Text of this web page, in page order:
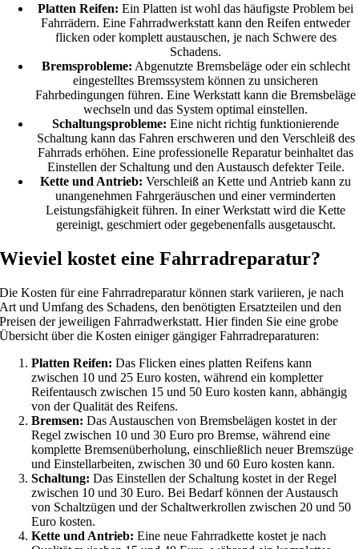
Platten Reifen: Ein Platten ist wohl das häufigste Problem bei
Fahrrädern. Eine Fahrradwerkstatt kann den Reifen entweder
flicken oder komplett austauschen, je nach Schwere des
Schadens.
Bremsprobleme: Abgenutzte Bremsbeläge oder ein schlecht
eingestelltes Bremssystem können zu unsicheren
Fahrbedingungen führen. Eine Werkstatt kann die Bremsbeläge
wechseln und das System optimal einstellen.
Schaltungsprobleme: Eine nicht richtig funktionierende
Schaltung kann das Fahren erschweren und den Verschleiß des
Fahrrads erhöhen. Eine professionelle Reparatur beinhaltet das
Einstellen der Schaltung und den Austausch defekter Teile.
Kette und Antrieb: Verschleiß an Kette und Antrieb kann zu
unangenehmen Fahrgeräuschen und einer verminderten
Leistungsfähigkeit führen. In einer Werkstatt wird die Kette
gereinigt, geschmiert oder gegebenenfalls ausgetauscht.
Wieviel kostet eine Fahrradreparatur?
Die Kosten für eine Fahrradreparatur können stark variieren, je nach
Art und Umfang des Schadens, den benötigten Ersatzteilen und den
Preisen der jeweiligen Fahrradwerkstatt. Hier finden Sie eine grobe
Übersicht über die Kosten einiger gängiger Fahrradreparaturen:
Platten Reifen: Das Flicken eines platten Reifens kann
zwischen 10 und 25 Euro kosten, während ein kompletter
Reifentausch zwischen 15 und 50 Euro kosten kann, abhängig
von der Qualität des Reifens.
Bremsen: Das Austauschen von Bremsbelägen kostet in der
Regel zwischen 10 und 30 Euro pro Bremse, während eine
komplette Bremsenüberholung, einschließlich neuer Bremszüge
und Einstellarbeiten, zwischen 30 und 60 Euro kosten kann.
Schaltung: Das Einstellen der Schaltung kostet in der Regel
zwischen 10 und 30 Euro. Bei Bedarf können der Austausch
von Schaltzügen und der Schaltwerkrollen zwischen 20 und 50
Euro kosten.
Kette und Antrieb: Eine neue Fahrradkette kostet je nach